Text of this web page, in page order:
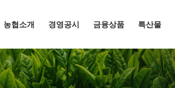
농협소개 경영공시 금융상품 특산물